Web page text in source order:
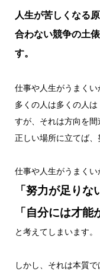
人生が苦しくなる
合わない競争の土
す。
仕事や人生がうまくい
多くの人は多くの人
すが、それは方向を間
正しい場所に立てば、
仕事や人生がうまく
「努力が足りな
「自分には才能
と考えてしまいます。
しかし、それは本質で